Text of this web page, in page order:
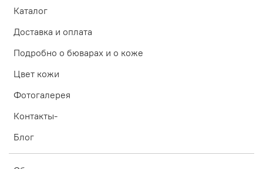
Каталог
Доставка и оплата
Подробно о бюварах и о коже
Цвет кожи
Фотогалерея
Контакты-
Блог